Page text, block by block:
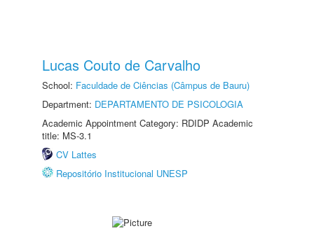
Lucas Couto de Carvalho
School: Faculdade de Ciências (Câmpus de Bauru)
Department: DEPARTAMENTO DE PSICOLOGIA
Academic Appointment Category: RDIDP Academic
title: MS-3.1
CV Lattes
Repositório Institucional UNESP